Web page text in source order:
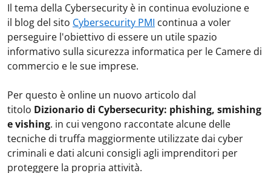
Il tema della Cybersecurity è in continua evoluzione e
il blog del sito Cybersecurity PMI continua a voler
perseguire l'obiettivo di essere un utile spazio
informativo sulla sicurezza informatica per le Camere di
commercio e le sue imprese.
Per questo è online un nuovo articolo dal
titolo Dizionario di Cybersecurity: phishing, smishing
e vishing. in cui vengono raccontate alcune delle
tecniche di truffa maggiormente utilizzate dai cyber
criminali e dati alcuni consigli agli imprenditori per
proteggere la propria attività.